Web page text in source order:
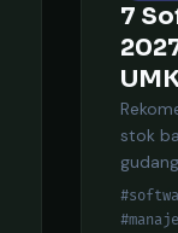
7
stok
mudah.